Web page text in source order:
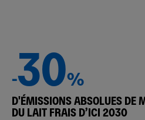
-30%
D'ÉMISSIONS ABSOLUES DE
DU LAIT FRAIS D’ICI 2030